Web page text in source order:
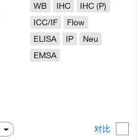
对比
WB
IHC
IHC (P)
ICC/IF
Flow
ELISA
IP
Neu
EMSA